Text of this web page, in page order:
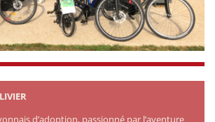
d’adoption, passionné par l’aventure